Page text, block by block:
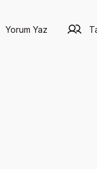
Yorum Yaz